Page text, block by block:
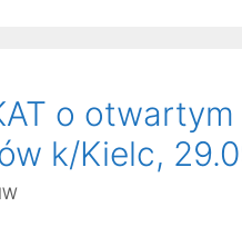
o
k/Kielc,